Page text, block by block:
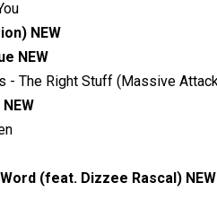
NEW
NEW
- The Right Stuff (Massive
(feat. Dizzee Rascal) NEW